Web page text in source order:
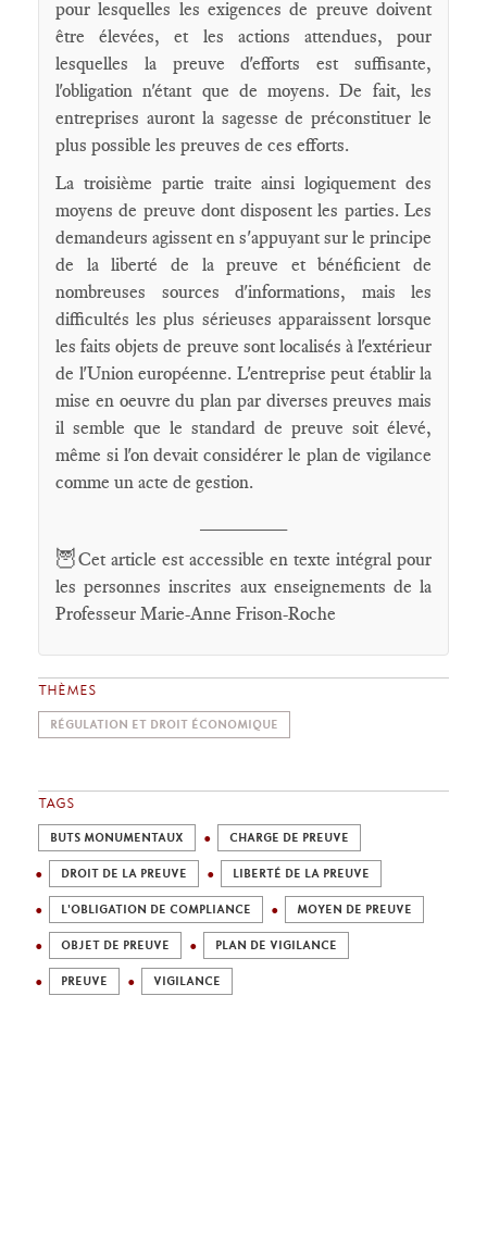
pour lesquelles les exigences de preuve doivent
être élevées, et les actions attendues, pour
lesquelles la preuve d'efforts est suffisante,
l'obligation n'étant que de moyens. De fait, les
entreprises auront la sagesse de préconstituer le
plus possible les preuves de ces efforts.
La troisième partie traite ainsi logiquement des
moyens de preuve dont disposent les parties. Les
demandeurs agissent en s'appuyant sur le principe
de la liberté de la preuve et bénéficient de
nombreuses sources d'informations, mais les
difficultés les plus sérieuses apparaissent lorsque
les faits objets de preuve sont localisés à l'extérieur
de l'Union européenne. L'entreprise peut établir la
mise en oeuvre du plan par diverses preuves mais
il semble que le standard de preuve soit élevé,
même si l'on devait considérer le plan de vigilance
comme un acte de gestion.
🦉Cet article est accessible en texte intégral pour
les personnes inscrites aux enseignements de la
Professeur Marie-Anne Frison-Roche
THÈMES
RÉGULATION ET DROIT ÉCONOMIQUE
TAGS
BUTS MONUMENTAUX CHARGE DE PREUVE
DROIT DE LA PREUVE LIBERTÉ DE LA PREUVE
L'OBLIGATION DE COMPLIANCE MOYEN DE PREUVE
OBJET DE PREUVE PLAN DE VIGILANCE
PREUVE VIGILANCE